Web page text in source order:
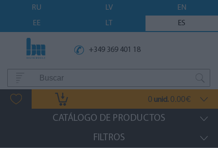
RU LV
EN
EE
LT ES
+349 369 401 18
0 unid. 0.00€
CATÁLOGO DE PRODUCTOS
FILTROS